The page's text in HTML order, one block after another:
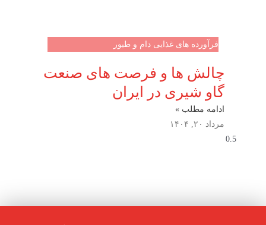
فرآورده های غذایی دام و طیور
چالش ها و فرصت های صنعت
گاو شیری در ایران
ادامه مطلب »
مرداد ۲۰, ۱۴۰۴